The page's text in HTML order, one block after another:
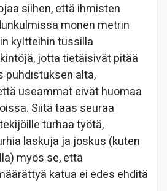
siihen, että ihmisten
monen metrin
kyltteihin tussilla
jotta tietäisivät pitää
puhdistuksen alta,
useammat eivät huomaa
Siitä taas seuraa
turhaa työtä,
laskuja ja joskus (kuten
myös se, että
katua ei edes ehditä